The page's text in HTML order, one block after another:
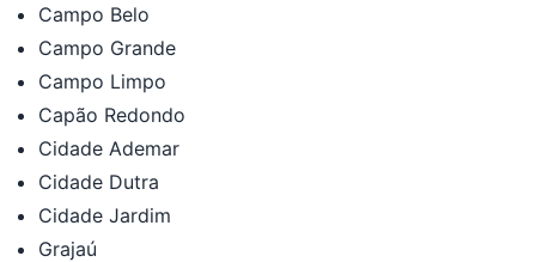
Campo Belo
Campo Grande
Campo Limpo
Capão Redondo
Cidade Ademar
Cidade Dutra
Cidade Jardim
Grajaú